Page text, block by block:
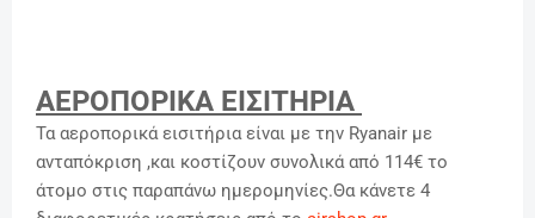
ΑΕΡΟΠΟΡΙΚΑ ΕΙΣΙΤΗΡΙΑ
Τα αεροπορικά εισιτήρια είναι με την Ryanair με
ανταπόκριση ,και κοστίζουν συνολικά από 114€ το
άτομο στις παραπάνω ημερομηνίες.Θα κάνετε 4